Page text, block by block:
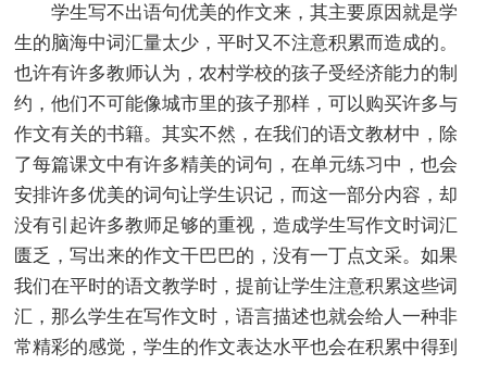
学生写不出语句优美的作文来，其主要原因就是学
生的脑海中词汇量太少，平时又不注意积累而造成的。
也许有许多教师认为，农村学校的孩子受经济能力的制
约，他们不可能像城市里的孩子那样，可以购买许多与
作文有关的书籍。其实不然，在我们的语文教材中，除
了每篇课文中有许多精美的词句，在单元练习中，也会
安排许多优美的词句让学生识记，而这一部分内容，却
没有引起许多教师足够的重视，造成学生写作文时词汇
匮乏，写出来的作文干巴巴的，没有一丁点文采。如果
我们在平时的语文教学时，提前让学生注意积累这些词
汇，那么学生在写作文时，语言描述也就会给人一种非
常精彩的感觉，学生的作文表达水平也会在积累中得到